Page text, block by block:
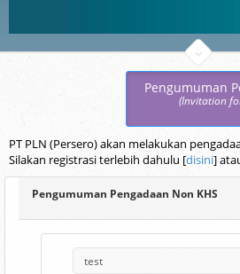
Pengumuman
(Invitation
PT PLN (Persero) akan melakukan
Silakan registrasi terlebih dahulu [disini]
Pengumuman Pengadaan Non KHS